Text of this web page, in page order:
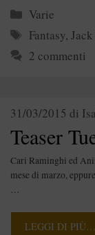
Categorie
Varie
Tag
Fantasy,
2 commenti
Teaser
31/03/2015 di
Cari Raminghi ed
mese di marzo,
…
LEGGI DI PIÙ…